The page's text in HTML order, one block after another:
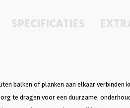
SPECIFICATIES
balken of planken aan elkaar verbinden
te dragen voor een duurzame,